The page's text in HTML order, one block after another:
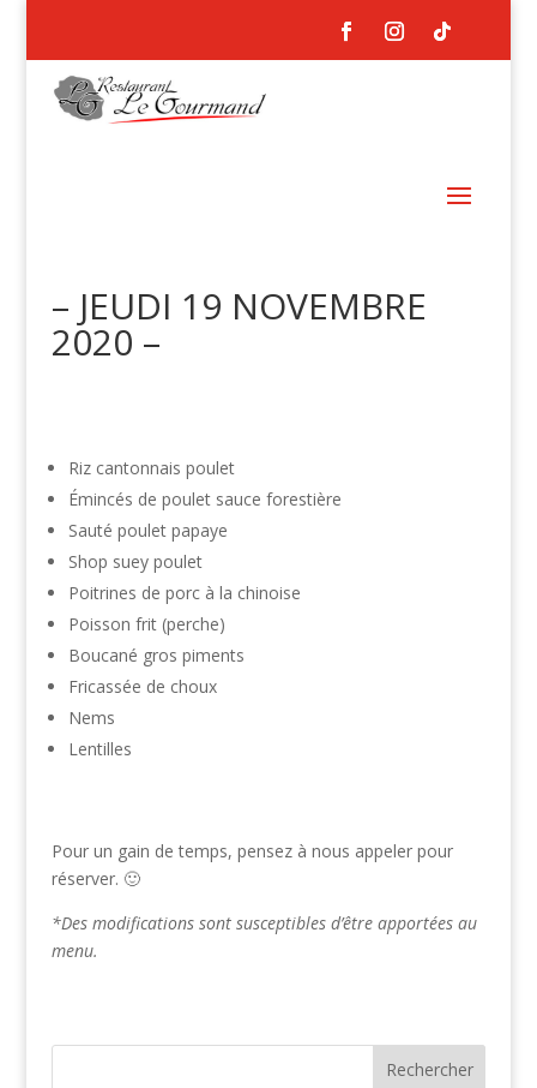
– JEUDI 19 NOVEMBRE
2020 –
Riz cantonnais poulet
Émincés de poulet sauce forestière
Sauté poulet papaye
Shop suey poulet
Poitrines de porc à la chinoise
Poisson frit (perche)
Boucané gros piments
Fricassée de choux
Nems
Lentilles
Pour un gain de temps, pensez à nous appeler pour
réserver. 🙂
*Des modifications sont susceptibles d’être apportées au
menu.